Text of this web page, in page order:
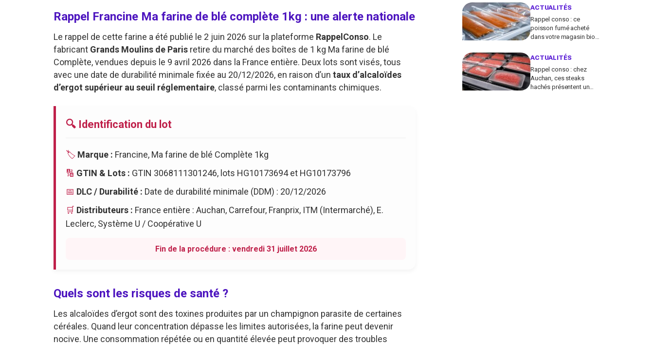
Rappel Francine Ma farine de blé complète 1kg : une alerte nationale
Le rappel de cette farine a été publié le 2 juin 2026 sur la plateforme RappelConso. Le
fabricant Grands Moulins de Paris retire du marché des boîtes de 1 kg Ma farine de blé
Complète, vendues depuis le 9 avril 2026 dans la France entière. Deux lots sont visés, tous
avec une date de durabilité minimale fixée au 20/12/2026, en raison d’un taux d’alcaloïdes
d’ergot supérieur au seuil réglementaire, classé parmi les contaminants chimiques.
🔍 Identification du lot
🏷️ Marque : Francine, Ma farine de blé Complète 1kg
🔢 GTIN & Lots : GTIN 3068111301246, lots HG10173694 et HG10173796
📅 DLC / Durabilité : Date de durabilité minimale (DDM) : 20/12/2026
🛒 Distributeurs : France entière : Auchan, Carrefour, Franprix, ITM (Intermarché), E.
Leclerc, Système U / Coopérative U
Fin de la procédure : vendredi 31 juillet 2026
Quels sont les risques de santé ?
Les alcaloïdes d’ergot sont des toxines produites par un champignon parasite de certaines
céréales. Quand leur concentration dépasse les limites autorisées, la farine peut devenir
nocive. Une consommation répétée ou en quantité élevée peut provoquer des troubles
contaminé par la Listeria
ACTUALITÉS
Rappel conso : ce
poisson fumé acheté
dans votre magasin bio
listériose, vérifiez votre
ACTUALITÉS
Rappel conso : chez
Auchan, ces steaks
hachés présentent un